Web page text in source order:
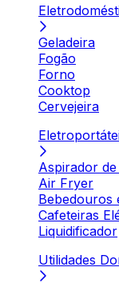
Geladeira
Fogão
Forno
Cooktop
Cervejeira
Aspirador
Air Fryer
Bebedouros
Cafeteiras
Liquidificador
Utilidades